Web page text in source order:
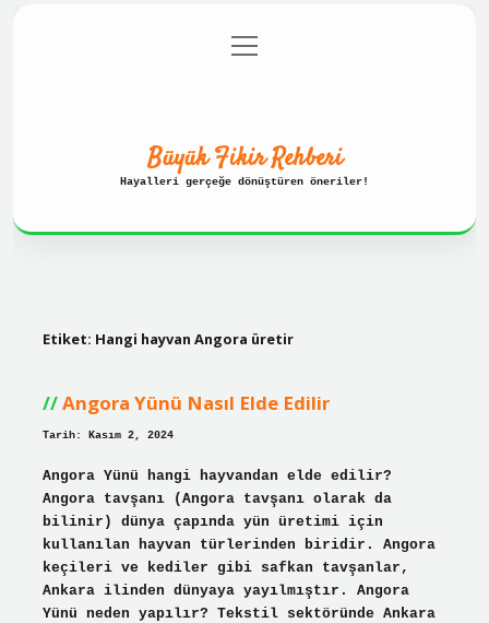
Gizlilik Politikası
menüyü
aç
Büyük Fikir Rehberi
Hayalleri gerçeğe dönüştüren öneriler!
Etiket: Hangi hayvan Angora üretir
Angora Yünü Nasıl Elde Edilir
Tarih: Kasım 2, 2024
Angora Yünü hangi hayvandan elde edilir?
Angora tavşanı (Angora tavşanı olarak da
bilinir) dünya çapında yün üretimi için
kullanılan hayvan türlerinden biridir. Angora
keçileri ve kediler gibi safkan tavşanlar,
Ankara ilinden dünyaya yayılmıştır. Angora
Yünü neden yapılır? Tekstil sektöründe Ankara